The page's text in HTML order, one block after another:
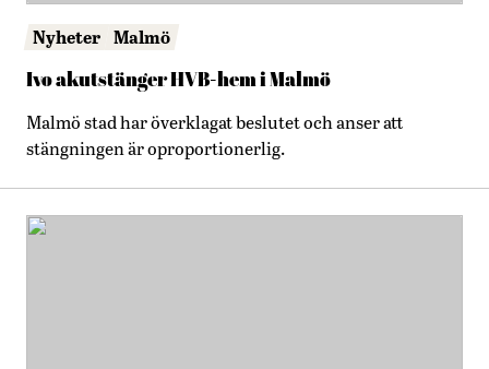
Nyheter Malmö
Ivo akutstänger HVB-hem i Malmö
Malmö stad har överklagat beslutet och anser att
stängningen är oproportionerlig.